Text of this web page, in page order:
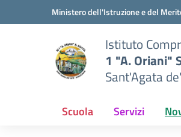
Vai ai contenuti
Vai al menu di navigazioneMinistero dell'Istruzione e del
Istituto
1 "A. Oriani"
Sant'Agata
Scuola Servizi